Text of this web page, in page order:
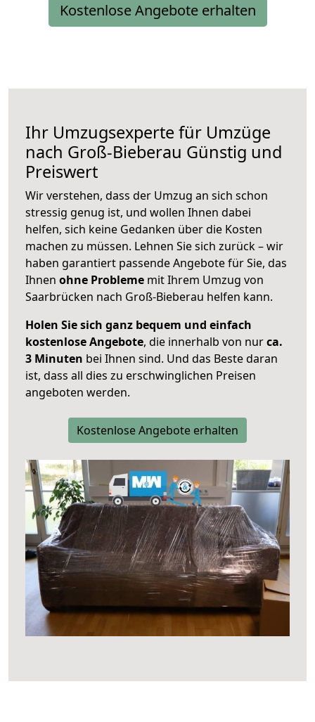
Kostenlose Angebote erhalten
Ihr Umzugsexperte für Umzüge
nach Groß-Bieberau Günstig und
Preiswert
Wir verstehen, dass der Umzug an sich schon
stressig genug ist, und wollen Ihnen dabei
helfen, sich keine Gedanken über die Kosten
machen zu müssen. Lehnen Sie sich zurück – wir
haben garantiert passende Angebote für Sie, das
Ihnen ohne Probleme mit Ihrem Umzug von
Saarbrücken nach Groß-Bieberau helfen kann.
Holen Sie sich ganz bequem und einfach
kostenlose Angebote, die innerhalb von nurca.
3 Minuten bei Ihnen sind. Und das Beste daran
ist, dass all dies zu erschwinglichen Preisen
angeboten werden.
Kostenlose Angebote erhalten